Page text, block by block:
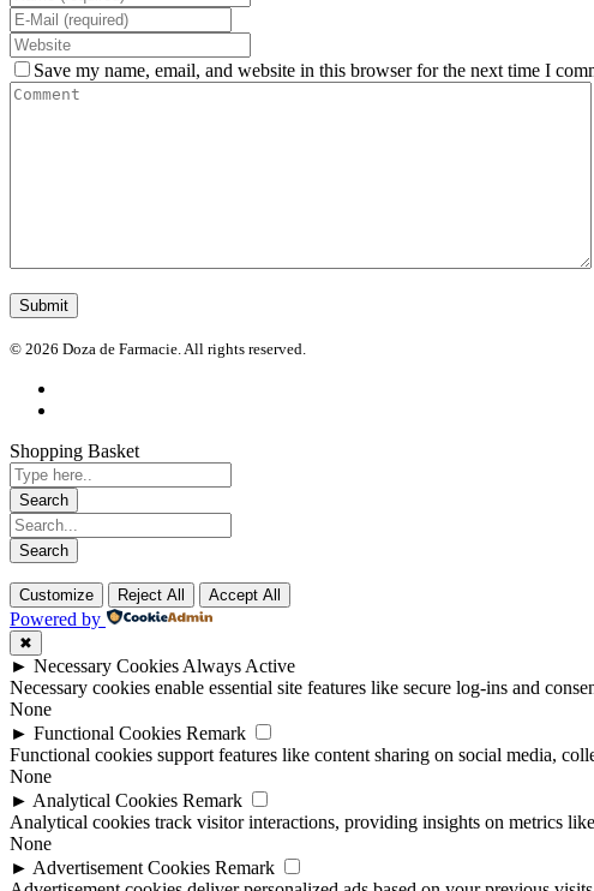
Save my name, email, and website in this browser for the next time I
© 2026 Doza de Farmacie. All rights reserved.
Shopping Basket
Customize Reject All Accept All
Powered by
✖
► Necessary Cookies Always Active
Necessary cookies enable essential site features like secure log-ins and
None
► Functional Cookies Remark
Functional cookies support features like content sharing on social media,
None
► Analytical Cookies Remark
Analytical cookies track visitor interactions, providing insights on metrics
None
► Advertisement Cookies Remark